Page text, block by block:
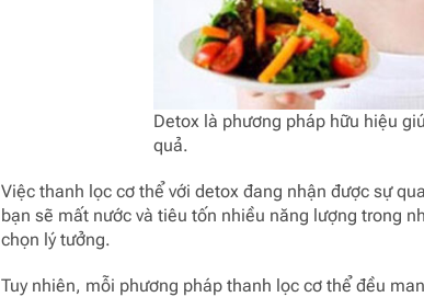
Detox là phương pháp hữu hiệu
quả.
Việc thanh lọc cơ thể với detox đang nhận được sự
bạn sẽ mất nước và tiêu tốn nhiều năng lượng trong
chọn lý tưởng.
Tuy nhiên, mỗi phương pháp thanh lọc cơ thể đều